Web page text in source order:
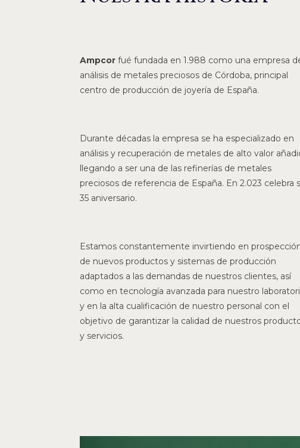
Ampcor fué fundada en 1.988 como una empresa
análisis de metales preciosos de Córdoba, principal
centro de producción de joyería de España.
Durante décadas la empresa se ha especializado en
análisis y recuperación de metales de alto valor
llegando a ser una de las refinerías de metales
preciosos de referencia de España. En 2.023 celebra
35 aniversario.
Estamos constantemente invirtiendo en
de nuevos productos y sistemas de producción
adaptados a las demandas de nuestros clientes, así
como en tecnología avanzada para nuestro
y en la alta cualificación de nuestro personal con el
objetivo de garantizar la calidad de nuestros
y servicios.